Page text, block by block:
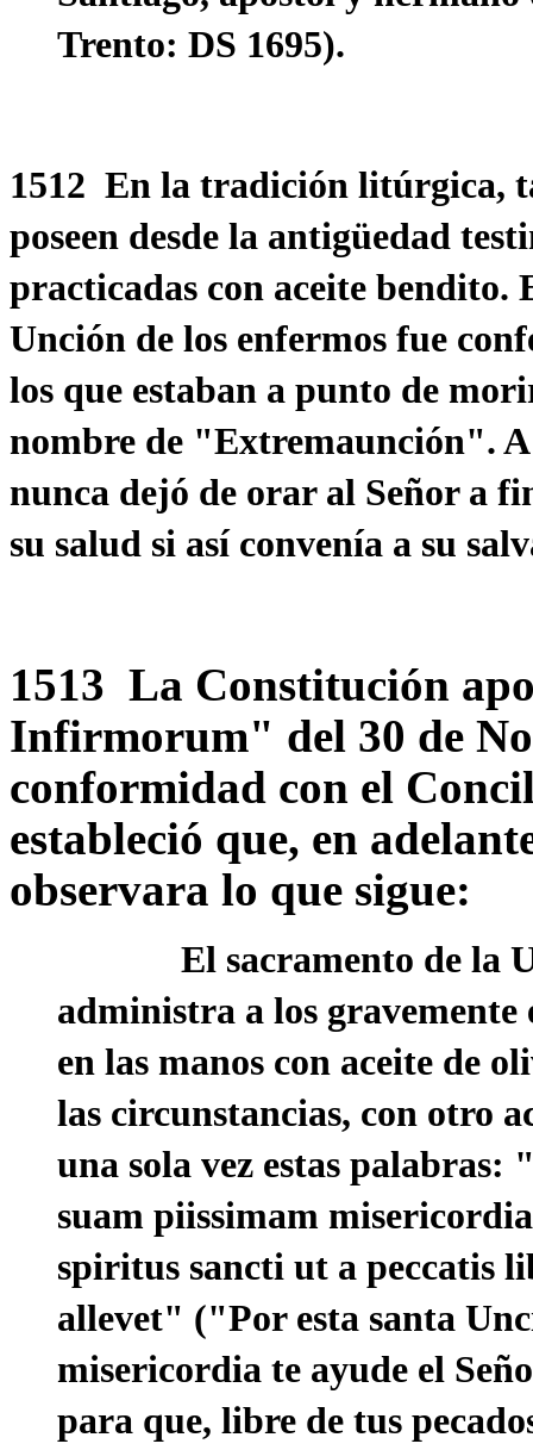
Trento: DS 1695).
1512 En la tradición litúrgica,
poseen desde la antigüedad
practicadas con aceite bendito.
Unción de los enfermos fue
los que estaban a punto de
nombre de "Extremaunción".
nunca dejó de orar al Señor a
su salud si así convenía a su
1513 La Constitución
Infirmorum" del 30 de
conformidad con el
estableció que, en
observara lo que sigue:
El sacramento de la
administra a los
en las manos con aceite de
las circunstancias, con otro
una sola vez estas
suam piissimam
spiritus sancti ut a peccatis
allevet" ("Por esta santa
misericordia te ayude el
para que, libre de tus